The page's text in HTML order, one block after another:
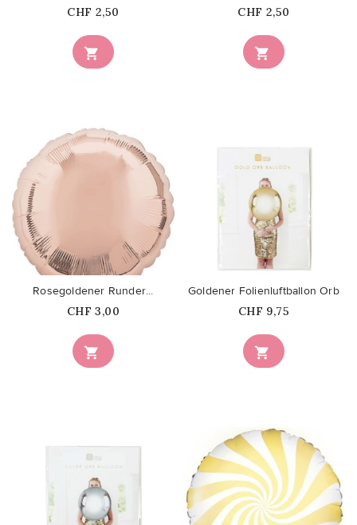

Price
CHF 2,50

Price
CHF 2,50
favorite_border

Rosegoldener Runder...
Price
CHF 3,00

Goldener Folienluftballon Orb
Price
CHF 9,75